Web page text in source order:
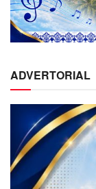
ADVERTORIAL